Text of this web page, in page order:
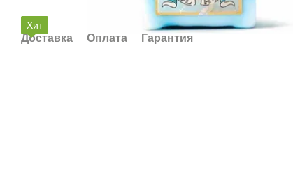
Хит
Доставка Оплата Гарантия